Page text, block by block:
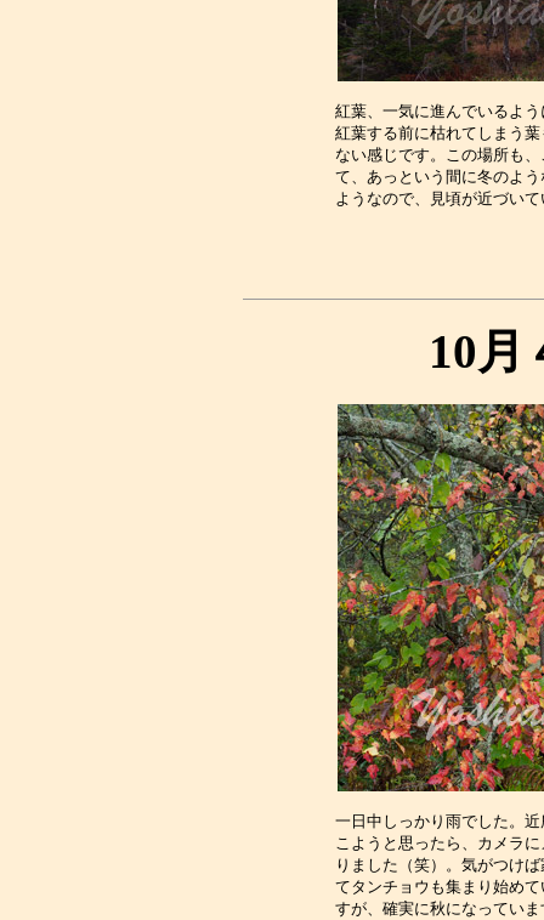
紅葉、一気に進んでいるよ
紅葉する前に枯れてしまう
ない感じです。この場所も
て、あっという間に冬のよ
10月
一日中しっかり雨でした。
こようと思ったら、カメラ
りました（笑）。気がつけ
てタンチョウも集まり始め
すが、確実に秋になってい